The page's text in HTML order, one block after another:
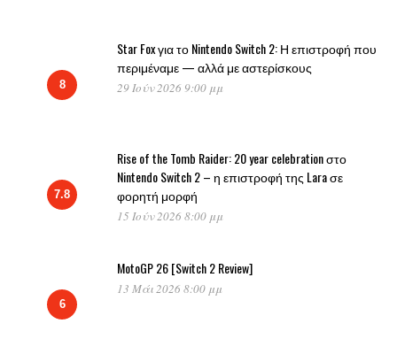
8
Star Fox για το Nintendo Switch 2: Η επιστροφή που
περιμέναμε — αλλά με αστερίσκους
29 Ιούν 2026 9:00 μμ
7.8
Rise of the Tomb Raider: 20 year celebration στο
Nintendo Switch 2 – η επιστροφή της Lara σε
φορητή μορφή
15 Ιούν 2026 8:00 μμ
6
MotoGP 26 [Switch 2 Review]
13 Μάι 2026 8:00 μμ